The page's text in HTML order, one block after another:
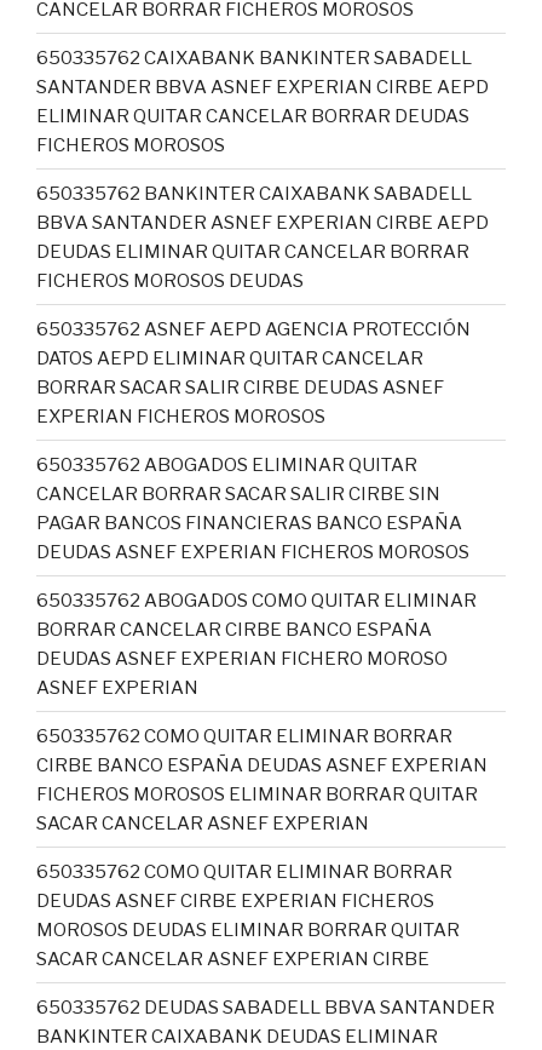
CANCELAR BORRAR FICHEROS MOROSOS
650335762 CAIXABANK BANKINTER SABADELL
SANTANDER BBVA ASNEF EXPERIAN CIRBE AEPD
ELIMINAR QUITAR CANCELAR BORRAR DEUDAS
FICHEROS MOROSOS
650335762 BANKINTER CAIXABANK SABADELL
BBVA SANTANDER ASNEF EXPERIAN CIRBE AEPD
DEUDAS ELIMINAR QUITAR CANCELAR BORRAR
FICHEROS MOROSOS DEUDAS
650335762 ASNEF AEPD AGENCIA PROTECCIÓN
DATOS AEPD ELIMINAR QUITAR CANCELAR
BORRAR SACAR SALIR CIRBE DEUDAS ASNEF
EXPERIAN FICHEROS MOROSOS
650335762 ABOGADOS ELIMINAR QUITAR
CANCELAR BORRAR SACAR SALIR CIRBE SIN
PAGAR BANCOS FINANCIERAS BANCO ESPAÑA
DEUDAS ASNEF EXPERIAN FICHEROS MOROSOS
650335762 ABOGADOS COMO QUITAR ELIMINAR
BORRAR CANCELAR CIRBE BANCO ESPAÑA
DEUDAS ASNEF EXPERIAN FICHERO MOROSO
ASNEF EXPERIAN
650335762 COMO QUITAR ELIMINAR BORRAR
CIRBE BANCO ESPAÑA DEUDAS ASNEF EXPERIAN
FICHEROS MOROSOS ELIMINAR BORRAR QUITAR
SACAR CANCELAR ASNEF EXPERIAN
650335762 COMO QUITAR ELIMINAR BORRAR
DEUDAS ASNEF CIRBE EXPERIAN FICHEROS
MOROSOS DEUDAS ELIMINAR BORRAR QUITAR
SACAR CANCELAR ASNEF EXPERIAN CIRBE
650335762 DEUDAS SABADELL BBVA SANTANDER
BANKINTER CAIXABANK DEUDAS ELIMINAR